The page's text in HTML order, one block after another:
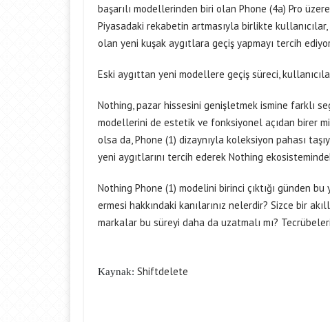
başarılı modellerinden biri olan Phone (4a) Pro
Piyasadaki rekabetin artmasıyla birlikte
olan yeni kuşak aygıtlara geçiş yapmayı tercih
Eski aygıttan yeni modellere geçiş süreci,
Nothing, pazar hissesini genişletmek ismine farklı
modellerini de estetik ve fonksiyonel açıdan birer
olsa da, Phone (1) dizaynıyla koleksiyon pahası
yeni aygıtlarını tercih ederek Nothing
Nothing Phone (1) modelini birinci çıktığı günden
ermesi hakkındaki kanılarınız nelerdir? Sizce bir
markalar bu süreyi daha da uzatmalı mı?
Kaynak: Shiftdelete